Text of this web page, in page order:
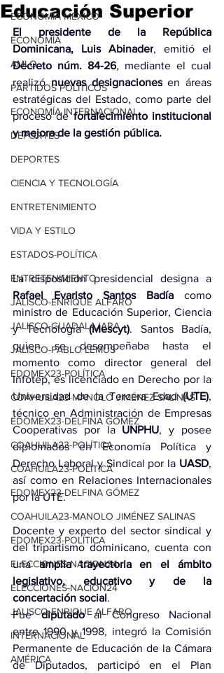
ECONOMÍA MÉXICO
ECONOMÍA
AMLO
PARTIDOS POLÍTICOS
ECONOMÍA INTERNACIONAL
DEPORTES
DEPORTES
CIENCIA Y TECNOLOGÍA
ENTRETENIMIENTO
VIDA Y ESTILO
ESTADOS-POLÍTICA
ENTRETENIMIENTO
JALISCO-ENRIQUE ALFARO
JALISCO-GUADALAJARA
JALISCO-PABLO LEMUS
EDOMEX23-POLÍTICA
COAHUILA23-MANOLO JIMÉNEZ SALINAS
EDOMEX23-DELFINA GÓMEZ
COAHUILA23-POLÍTICA
COAHUILA23-POLÍTICA
EDOMEX23-DELFINA GÓMEZ
COAHUILA23-MANOLO JIMÉNEZ SALINAS
EDOMEX23-POLÍTICA
ELECCIONES-NACION24
ELECCIONES-NACION24
JALISCO-ENRIQUE ALFARO
INTERNACIONAL
AMÉRICA
Educación Superior
El presidente de la República
Dominicana, Luis Abinader
Decreto núm. 84-26, mediante el cual
realizó nuevas designaciones en áreas
estratégicas del Estado, como parte del
proceso de fortalecimiento institucional
y mejora de la gestión pública.
Rafael Evaristo Santos Badía como
ministro de Educación Superior, Ciencia
y Tecnología (Mescyt). Santos Badía,
quien se desempeñaba hasta el
momento como director general del
Infotep, es licenciado en Derecho por la
Universidad de la Tercera Edad (UTE),
técnico en Administración de Empresas
Cooperativas por la UNPHU, y posee
diplomados en Economía Política y
Derecho Laboral y Sindical por la UASD,
así como en Relaciones Internacionales
por la UTE.
Docente y experto del sector sindical y
del tripartismo dominicano, cuenta con
una amplia trayectoria en el ámbito
legislativo, educativo y de la
concertación social.
Fue diputado al Congreso Nacional
entre 1990 y 1998, integró la Comisión
Permanente de Educación de la Cámara
de Diputados, participó en el Plan